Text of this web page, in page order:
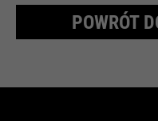
NazwaPOWRÓT